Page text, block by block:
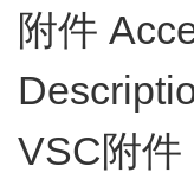
附件
VSC附件